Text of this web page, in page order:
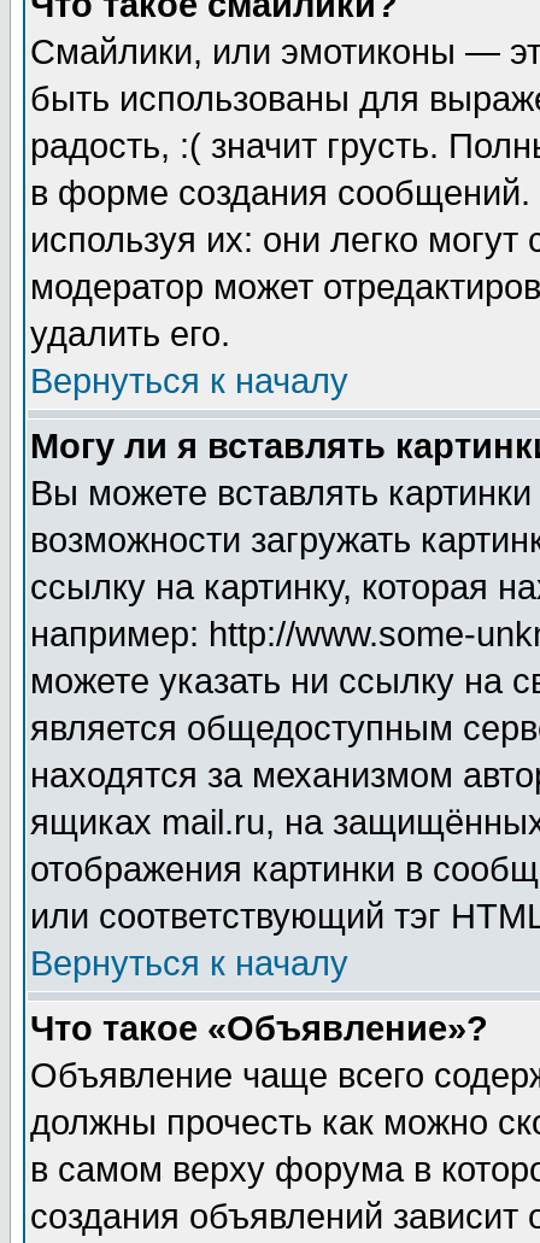
Смайлики, или эмотиконы —
быть использованы для
радость, :( значит грусть.
в форме создания сообщений.
используя их: они легко
модератор может
удалить его.
Вернуться к началу
Могу ли я вставлять
Вы можете вставлять
возможности загружать
ссылку на картинку, которая
например: http://www.some-
можете указать ни ссылку на
является общедоступным
находятся за механизмом
ящиках mail.ru, на
отображения картинки в
или соответствующий тэг
Вернуться к началу
Что такое «Объявление»?
Объявление чаще всего
должны прочесть как можно
в самом верху форума в
создания объявлений зависит